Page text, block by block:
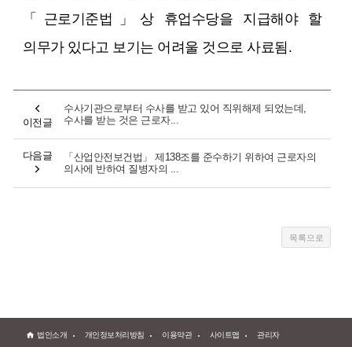
「근로기준법」상 휴업수당을 지급해야 할
의무가 있다고 보기는 어려울 것으로 사료됨.
이전글
수사기관으로부터 수사를 받고 있어 직위해제 되었는데,
수사를 받는 것은 근로자...
다음글
「산업안전보건법」 제138조를 준수하기 위하여 근로자의
의사에 반하여 질병자의 ...
법인소개 개인정보처리방침 이용약관 사이트맵 관리자